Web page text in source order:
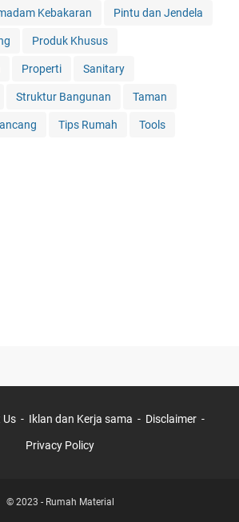
Kebakaran Pintu dan Jendela
Produk Khusus
Properti Sanitary
Struktur Bangunan Taman
Tips Rumah Tools
Us Iklan dan Kerja sama Disclaimer
Privacy Policy
© 2023 - Rumah Material